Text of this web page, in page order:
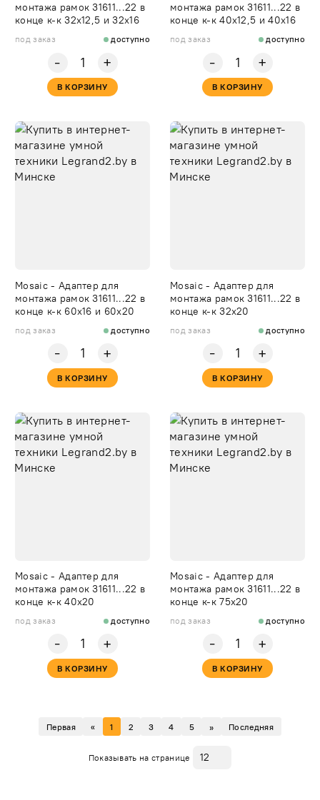
монтажа рамок 31611...22 в
конце к-к 32х12,5 и 32х16
под заказ доступно
- +
В КОРЗИНУ
монтажа рамок 31611...22 в
конце к-к 40х12,5 и 40х16
под заказ доступно
- +
В КОРЗИНУ
Mosaic - Адаптер для
монтажа рамок 31611...22 в
конце к-к 60х16 и 60х20
под заказ доступно
- +
В КОРЗИНУ
Mosaic - Адаптер для
монтажа рамок 31611...22 в
конце к-к 32х20
под заказ доступно
- +
В КОРЗИНУ
Mosaic - Адаптер для
монтажа рамок 31611...22 в
конце к-к 40х20
под заказ доступно
- +
В КОРЗИНУ
Mosaic - Адаптер для
монтажа рамок 31611...22 в
конце к-к 75х20
под заказ доступно
- +
В КОРЗИНУ
Первая « 1 2 3 4 5 » Последняя
Показывать на странице